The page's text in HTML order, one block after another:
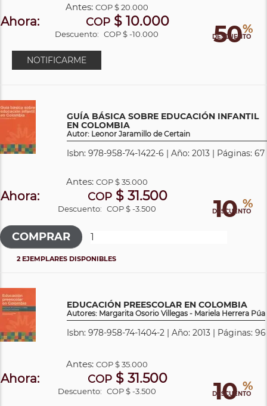
50%
DESCUENTO
Antes: COP$ 20.000
Ahora: COP $ 10.000
Descuento: COP $ -10.000
NOTIFICARME
GUÍA BÁSICA SOBRE EDUCACIÓN INFANTIL
EN COLOMBIA
Autor: Leonor Jaramillo de Certain
Isbn: 978-958-74-1422-6 | Año: 2013 | Páginas: 67
10 %
DESCUENTO
Antes: COP$ 35.000
Ahora: COP $ 31.500
Descuento: COP $ -3.500
2 EJEMPLARES DISPONIBLES
EDUCACIÓN PREESCOLAR EN COLOMBIA
Autores: Margarita Osorio Villegas - Mariela Herrera Púa
Isbn: 978-958-74-1404-2 | Año: 2013 | Páginas: 96
10 %
DESCUENTO
Antes: COP$ 35.000
Ahora: COP $ 31.500
Descuento: COP $ -3.500